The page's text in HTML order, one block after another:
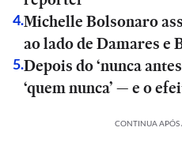
4.Michelle Bolsonaro
ao lado de Damares e
5.Depois do ‘nunca
‘quem nunca’ — e o
CONTINUA APÓS